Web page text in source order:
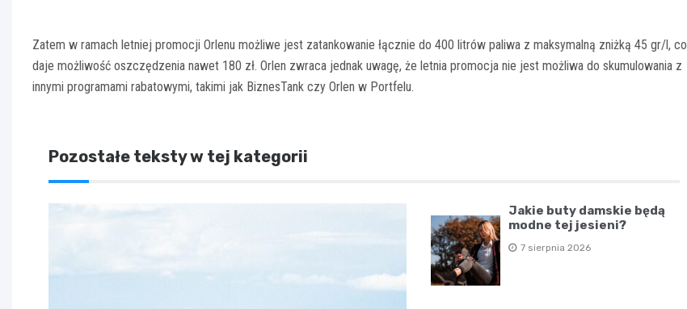
Zatem w ramach letniej promocji Orlenu możliwe jest zatankowanie łącznie do 400 litrów paliwa z maksymalną zniżką 45 gr/l, co
daje możliwość oszczędzenia nawet 180 zł. Orlen zwraca jednak uwagę, że letnia promocja nie jest możliwa do skumulowania z
innymi programami rabatowymi, takimi jak BiznesTank czy Orlen w Portfelu.
Pozostałe teksty w tej kategorii
Jakie buty damskie będą
modne tej jesieni?
7 sierpnia 2026